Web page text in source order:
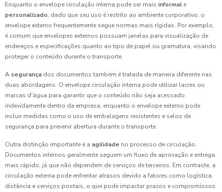
Enquanto o envelope circulação interna pode ser mais informal e
personalizado, dado que seu uso é restrito ao ambiente corporativo, o
envelope externo frequentemente segue normas mais rígidas. Por exemplo,
é comum que envelopes externos possuam janelas para visualização de
endereços e especificações quanto ao tipo de papel ou gramatura, visando
proteger o conteúdo durante o transporte.
A segurança dos documentos também é tratada de maneira diferente nas
duas abordagens. O envelope circulação interna pode utilizar lacres ou
marcas d'água para garantir que o conteúdo não seja acessado
indevidamente dentro da empresa, enquanto o envelope externo pode
incluir medidas como o uso de embalagens resistentes e selos de
segurança para prevenir abertura durante o transporte.
Outra distinção importante é a agilidade no processo de circulação.
Documentos internos geralmente seguem um fluxo de aprovação e entrega
mais rápido, já que não dependem de serviços de terceiros. Em contraste, a
circulação externa pode enfrentar atrasos devido a fatores como logística,
distância e serviços postais, o que pode impactar prazos e compromissos